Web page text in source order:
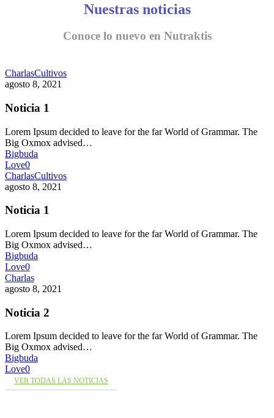
Nuestras noticias
Conoce lo nuevo en Nutraktis
CharlasCultivos
agosto 8, 2021
Noticia 1
Lorem Ipsum decided to leave for the far World of Grammar. The
Big Oxmox advised…
Bigbuda
Love0
CharlasCultivos
agosto 8, 2021
Noticia 1
Lorem Ipsum decided to leave for the far World of Grammar. The
Big Oxmox advised…
Bigbuda
Love0
Charlas
agosto 8, 2021
Noticia 2
Lorem Ipsum decided to leave for the far World of Grammar. The
Big Oxmox advised…
Bigbuda
Love0
VER TODAS LAS NOTICIAS